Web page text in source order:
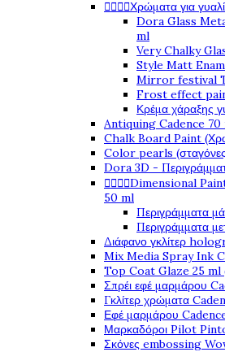
Χρώματα για
Dora Glass
ml
Very Chalky
Style Matt
Mirror festival
Frost effect
Κρέμα χάραξης
Antiquing Cadence 70
Chalk Board Paint
Color pearls
Dora 3D -
Dimensional
50 ml
Περιγράμματα
Περιγράμματα
Διάφανο γκλίτερ
Mix Media Spray Ink
Top Coat Glaze 25 ml
Σπρέι εφέ μαρμάρου
Γκλίτερ χρώματα
Εφέ μαρμάρου
Μαρκαδόροι Pilot
Σκόνες embossing